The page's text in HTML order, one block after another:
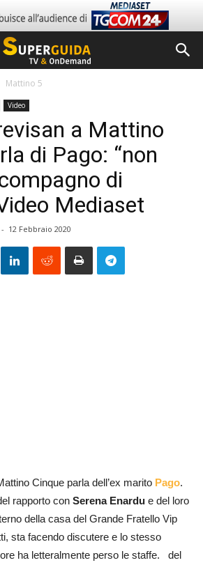
Mattino 5
Video
a Mattino
di Pago: “non
di
Mediaset
- 12 Febbraio 2020
Cinque parla dell’ex marito Pago.
rapporto con Serena Enardu e del loro
della casa del Grande Fratello Vip
sta facendo discutere e lo stesso
ha letteralmente perso le staffe. del